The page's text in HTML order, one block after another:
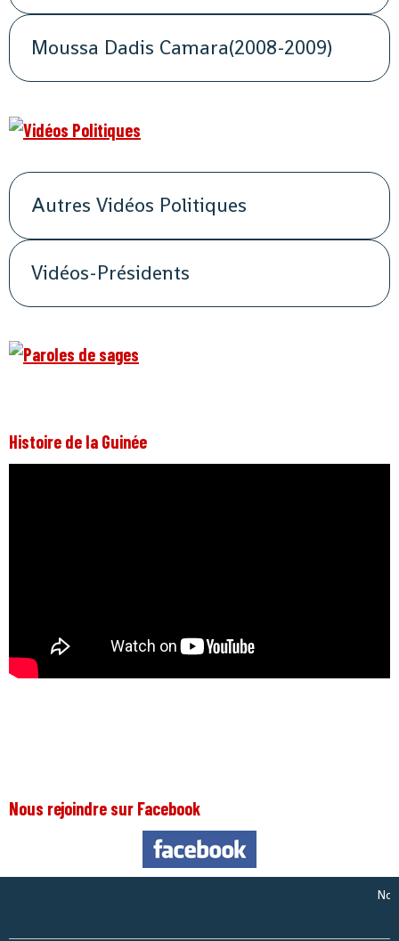
Moussa Dadis Camara(2008-2009)
Autres Vidéos Politiques
Vidéos-Présidents
Histoire de la Guinée
Nous rejoindre sur Facebook
Nous